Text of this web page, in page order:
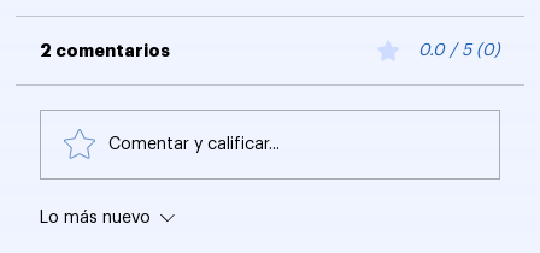
2 comentarios 0.0 / 5 (0)
Comentar y calificar...
Lo más nuevo